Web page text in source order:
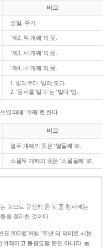
비고
생일, 주기.
‘제2, 두 개째’의 뜻.
‘제3, 세 개째’의 뜻.
‘제4, 네 개째’의 뜻.
1. 빌려주다, 빌려 오다.
2. ‘용서를 빌다’는 ‘빌다’임.
일 때에 ‘두째’로 한다.
비고
열두 개째의 뜻은 ‘열둘째’로.
스물두 개째의 뜻은 ‘스물둘째’로.
것으로 규정해 온 것 중 현재에는
을 정리한 것이다.
포 500돐’처럼 ‘주년’의 의미로 세분
적이고 불필요할 뿐만 아니라 ‘돐